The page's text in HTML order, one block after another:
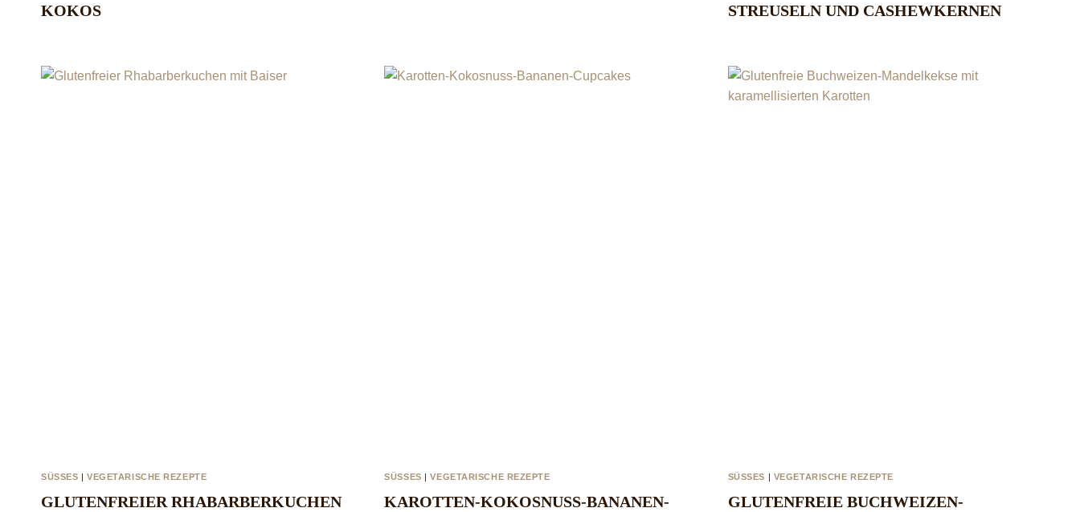
KOKOS
STREUSELN UND CASHEWKERNEN
SÜSSES |VEGETARISCHE REZEPTE
GLUTENFREIER RHABARBERKUCHEN
SÜSSES |VEGETARISCHE REZEPTE
KAROTTEN-KOKOSNUSS-BANANEN-
SÜSSES | VEGETARISCHE REZEPTE
GLUTENFREIE BUCHWEIZEN-